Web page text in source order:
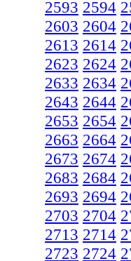
2593 2594
2603 2604
2613 2614
2623 2624
2633 2634
2643 2644
2653 2654
2663 2664
2673 2674
2683 2684
2693 2694
2703 2704
2713 2714
2723 2724